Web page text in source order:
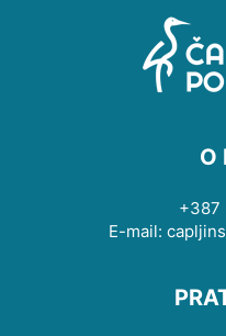
O
+387
E-mail: